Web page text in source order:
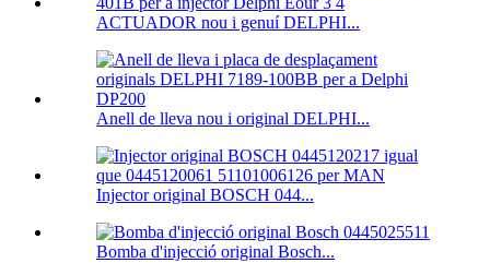
ACTUADOR nou i genuí DELPHI...
Anell de lleva nou i original DELPHI...
Injector original BOSCH 044...
Bomba d'injecció original Bosch...